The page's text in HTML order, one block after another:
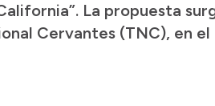
La propuesta
Cervantes (TNC), en